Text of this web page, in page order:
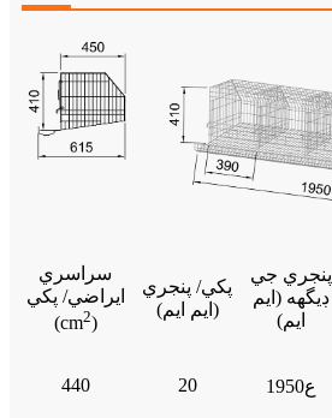
سراسري
ايراضي/ پکي
(cm2)
پکي/ پنجري
(ايم ايم)
پنجري جي
ڊيگهه (ايم
ايم)
440 20 1950ع